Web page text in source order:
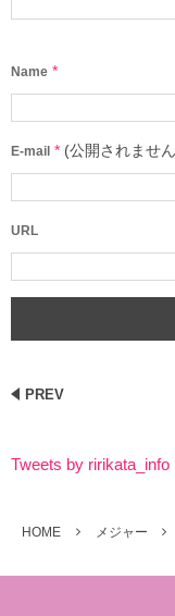
Name *
E-mail * (公開されませ
URL
PREV
Tweets by ririkata_info
HOME メジャー